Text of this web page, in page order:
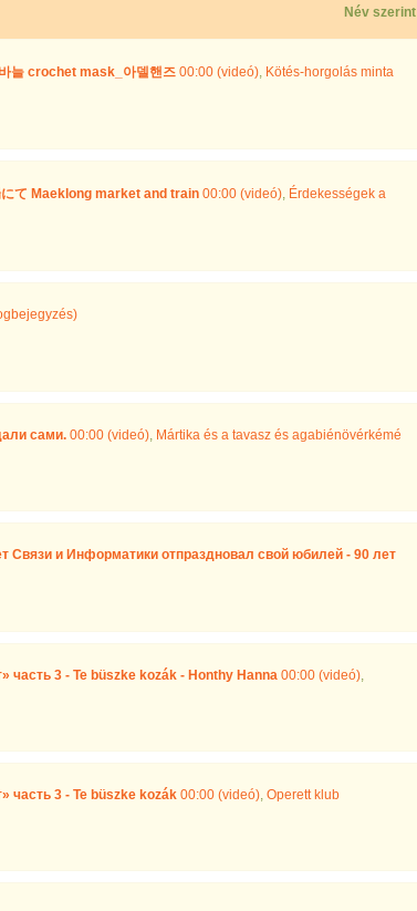
Név szerint
늘 crochet mask_아델핸즈 00:00 (videó), Kötés-horgolás minta
にて Maeklong market and train 00:00 (videó), Érdekességek a
сами. 00:00 (videó), Mártika és a tavasz és agabiénövérkémé
Связи и Информатики отпраздновал свой юбилей - 90 лет
часть 3 - Te büszke kozák - Honthy Hanna 00:00 (videó),
часть 3 - Te büszke kozák 00:00 (videó), Operett klub